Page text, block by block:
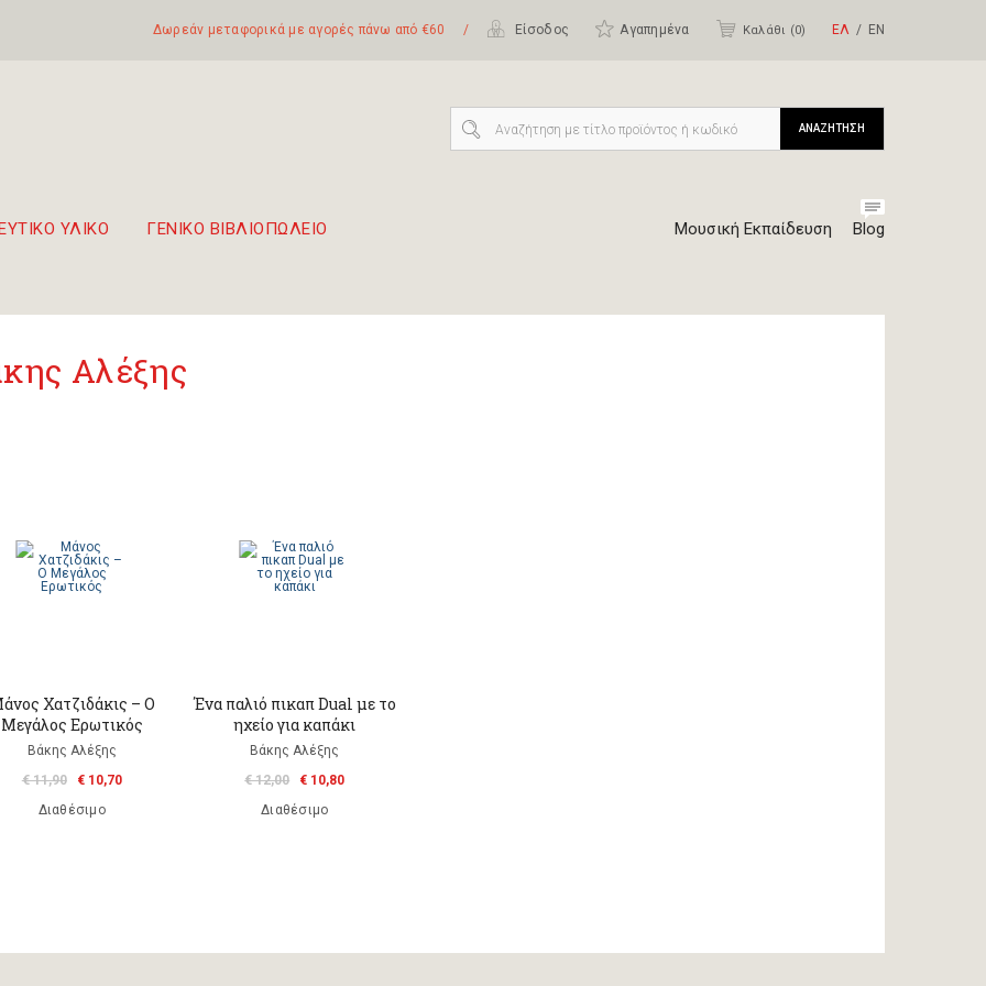
Δωρεάν μεταφορικά με αγορές πάνω από €60 / Είσοδος Αγαπημένα Καλάθι (0) ΕΛ ΕΝ
ΥΛΙΚΟ ΓΕΝΙΚΟ ΒΙΒΛΙΟΠΩΛΕΙΟ Μουσική Εκπαίδευση Blog
ΑΝΑΖΗΤΗΣΗ
Αλέξης
Χατζιδάκις – Ο
Μεγάλος Ερωτικός
Βάκης Αλέξης
€ 11,90
€ 10,70
Διαθέσιμο
Ένα παλιό πικαπ Dual με το
ηχείο για καπάκι
Βάκης Αλέξης
€ 12,00
€ 10,80
Διαθέσιμο